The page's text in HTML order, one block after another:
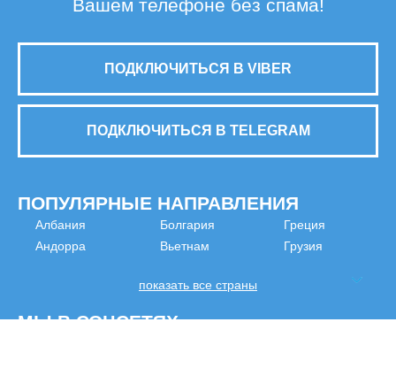
Вашем телефоне без спама!
ПОДКЛЮЧИТЬСЯ В VIBER
ПОДКЛЮЧИТЬСЯ В TELEGRAM
ПОПУЛЯРНЫЕ НАПРАВЛЕНИЯ
Албания
Андорра
Болгария
Вьетнам
Греция
Грузия
показать все страны
МЫ В СОЦСЕТЯХ